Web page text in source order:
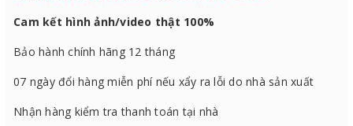
Cam kết hình ảnh/video thật 100%
Bảo hành chính hãng 12 tháng
07 ngày đổi hàng miễn phí nếu xẩy ra lỗi do nhà sản xuất
Nhận hàng kiểm tra thanh toán tại nhà